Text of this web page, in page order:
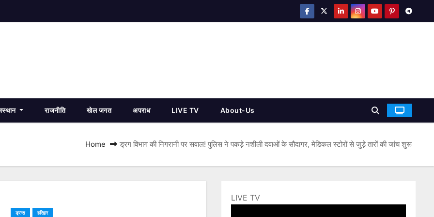
राजनीति खेल जगत अपराध LIVE TV About-Us
Home ड्रग विभाग की निगरानी पर सवाल! पुलिस ने पकड़े नशीली दवाओं के सौदागर, मेडिकल स्टोरों से जुड़े तारों की जांच शुरू
ड्रग्स हरिद्वार
LIVE TV